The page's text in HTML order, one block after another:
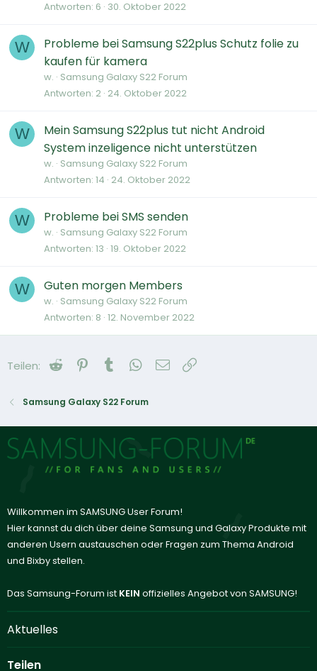
Antworten 6 30. Oktober 2022
W
Probleme bei Samsung S22plus Schutz folie zu
kaufen für kamera
w. Samsung Galaxy S22 Forum
Antworten 2 24. Oktober 2022
W
Mein Samsung S22plus tut nicht Android
System inzeligence nicht unterstützen
w. Samsung Galaxy S22 Forum
Antworten 14 24. Oktober 2022
W Probleme bei SMS senden
w. Samsung Galaxy S22 Forum
Antworten 13 19. Oktober 2022
W Guten morgen Members
w. Samsung Galaxy S22 Forum
Antworten 8 12. November 2022
Teilen: Reddit Pinterest
Tumblr WhatsApp
E-Mail
Samsung Galaxy S22 Forum
Willkommen im SAMSUNG User Forum!
Hier kannst du dich über deine Samsung und Galaxy Produkte mit
anderen Usern austauschen oder Fragen zum Thema Android
und Bixby stellen.
Das Samsung-Forum ist KEIN offizielles Angebot von SAMSUNG!
Aktuelles
Teilen